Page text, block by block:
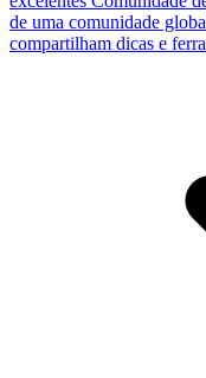
de uma comunidade
compartilham dicas e